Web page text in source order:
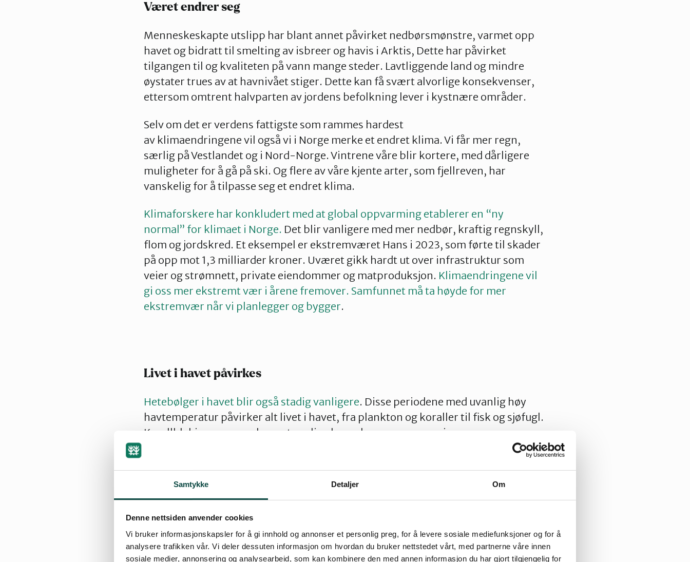
Samtykke Detaljer Om
Denne nettsiden anvender cookies
Vi bruker informasjonskapsler for å gi innhold og annonser et personlig preg, for å levere sosiale mediefunksjoner og for å
analysere trafikken vår. Vi deler dessuten informasjon om hvordan du bruker nettstedet vårt, med partnerne våre innen
sosiale medier, annonsering og analysearbeid, som kan kombinere den med annen informasjon du har gjort tilgjengelig for
Været endrer seg
Menneskeskapte utslipp har blant annet påvirket nedbørsmønstre, varmet opp
havet og bidratt til smelting av isbreer og havis i Arktis, Dette har påvirket
tilgangen til og kvaliteten på vann mange steder. Lavtliggende land og mindre
øystater trues av at havnivået stiger. Dette kan få svært alvorlige konsekvenser,
ettersom omtrent halvparten av jordens befolkning lever i kystnære områder.
Selv om det er verdens fattigste som rammes hardest
av klimaendringene vil også vi i Norge merke et endret klima. Vi får mer regn,
særlig på Vestlandet og i Nord-Norge. Vintrene våre blir kortere, med dårligere
muligheter for å gå på ski. Og flere av våre kjente arter, som fjellreven, har
vanskelig for å tilpasse seg et endret klima.
Klimaforskere har konkludert med at global oppvarming etablerer en “ny
normal” for klimaet i Norge. Det blir vanligere med mer nedbør, kraftig regnskyll,
flom og jordskred. Et eksempel er ekstremværet Hans i 2023, som førte til skader
på opp mot 1,3 milliarder kroner. Uværet gikk hardt ut over infrastruktur som
veier og strømnett, private eiendommer og matproduksjon. Klimaendringene vil
gi oss mer ekstremt vær i årene fremover. Samfunnet må ta høyde for mer
ekstremvær når vi planlegger og bygger.
Livet i havet påvirkes
Hetebølger i havet blir også stadig vanligere. Disse periodene med uvanlig høy
havtemperatur påvirker alt livet i havet, fra plankton og koraller til fisk og sjøfugl.
Korallbleking er en av de mest synlige konsekvensene av marine
varmere vann, og blir erstattet av lurv
som legger seg som et teppe på havbunnen.
Helsekonsekvenser